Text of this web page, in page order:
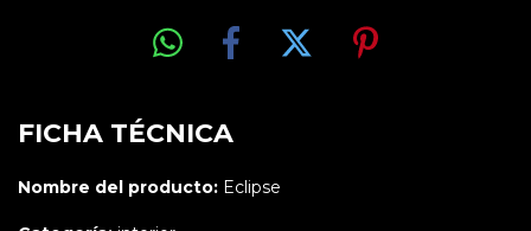
FICHA TÉCNICA
Nombre del producto: Eclipse